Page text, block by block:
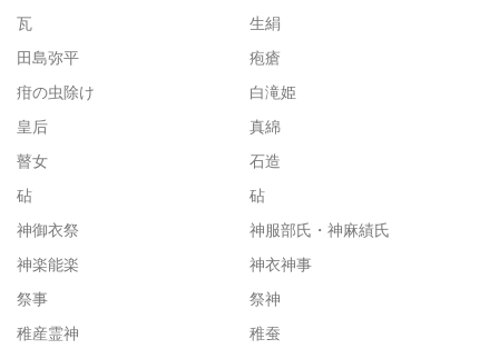
瓦
生絹
田島弥平
疱瘡
疳の虫除け
白滝姫
皇后
真綿
瞽女
石造
砧
砧
神御衣祭
神服部氏・神麻績氏
神楽能楽
神衣神事
祭事
祭神
稚産霊神
稚蚕